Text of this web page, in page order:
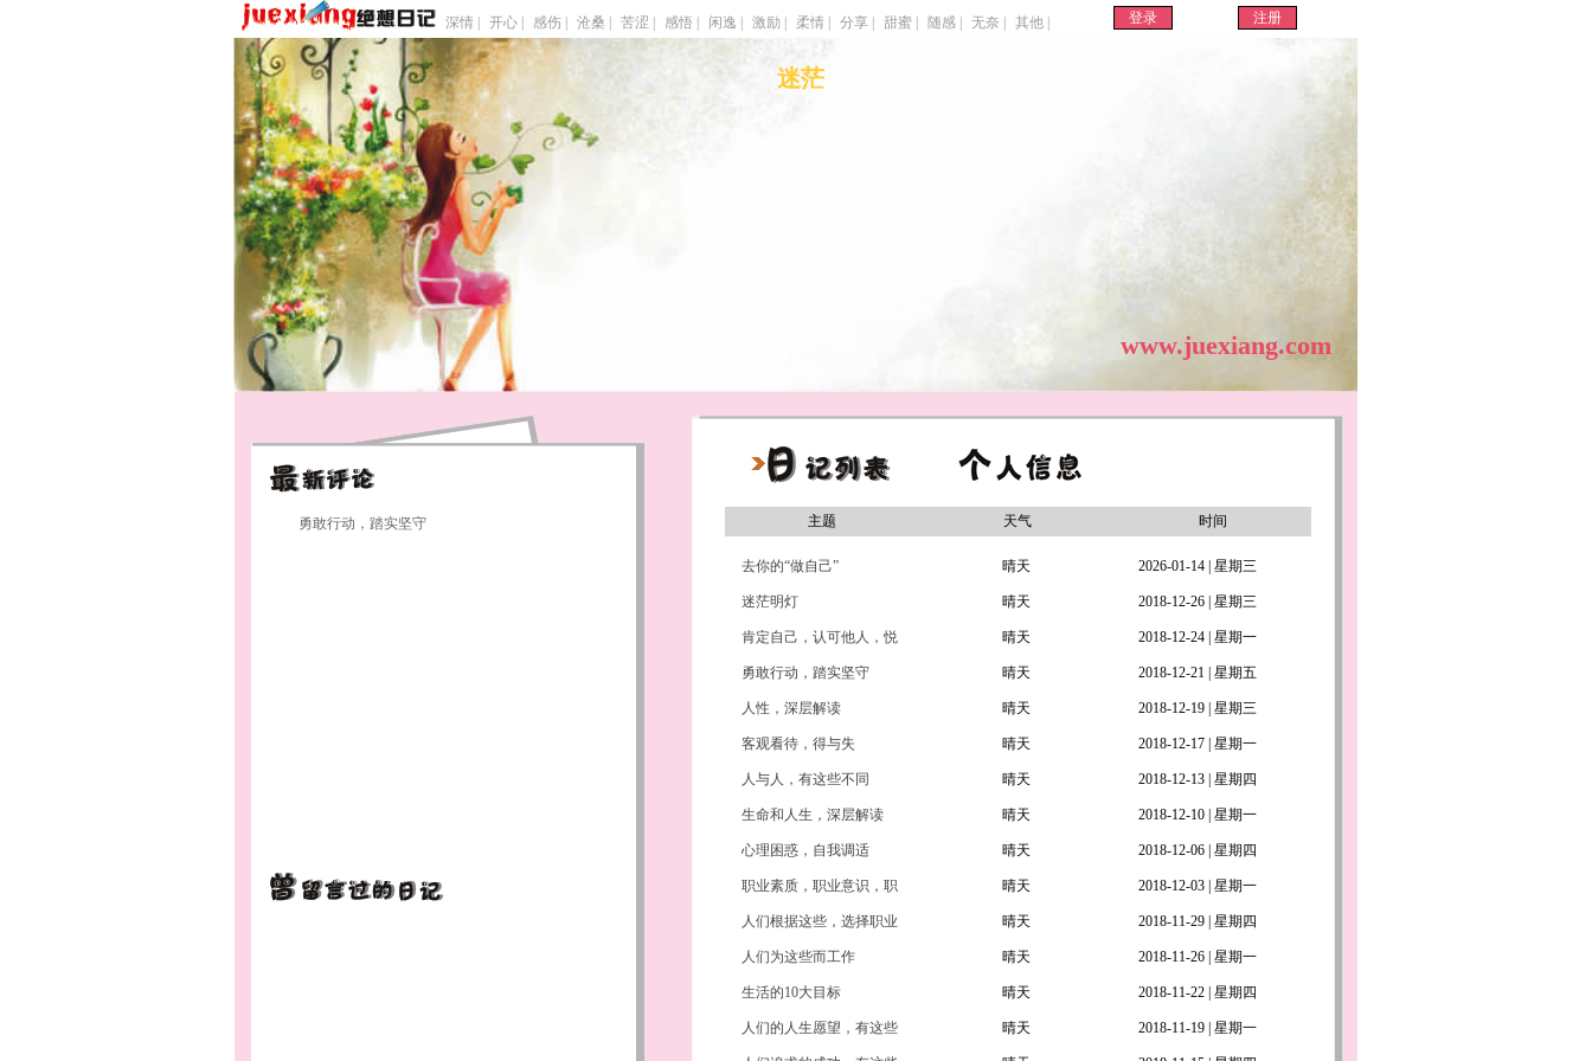
深情 | 开心 | 感伤 | 沧桑 | 苦涩 | 感悟 | 闲逸 | 激励 | 柔情 | 分享 | 甜蜜 | 随感 | 无奈 | 其他 |
迷茫
www.juexiang.com
勇敢行动，踏实坚守 主题 天气 时间
去你的“做自己” 晴天 2026-01-14 | 星期三
迷茫明灯 晴天 2018-12-26 | 星期三
肯定自己，认可他人，悦
纳万物
晴天 2018-12-24 | 星期一
勇敢行动，踏实坚守 晴天 2018-12-21 | 星期五
人性，深层解读 晴天 2018-12-19 | 星期三
客观看待，得与失 晴天 2018-12-17 | 星期一
人与人，有这些不同 晴天 2018-12-13 | 星期四
生命和人生，深层解读 晴天 2018-12-10 | 星期一
心理困惑，自我调适 晴天 2018-12-06 | 星期四
职业素质，职业意识，职
业能力
晴天 2018-12-03 | 星期一
人们根据这些，选择职业 晴天 2018-11-29 | 星期四
人们为这些而工作 晴天 2018-11-26 | 星期一
生活的10大目标 晴天 2018-11-22 | 星期四
人们的人生愿望，有这些 晴天 2018-11-19 | 星期一